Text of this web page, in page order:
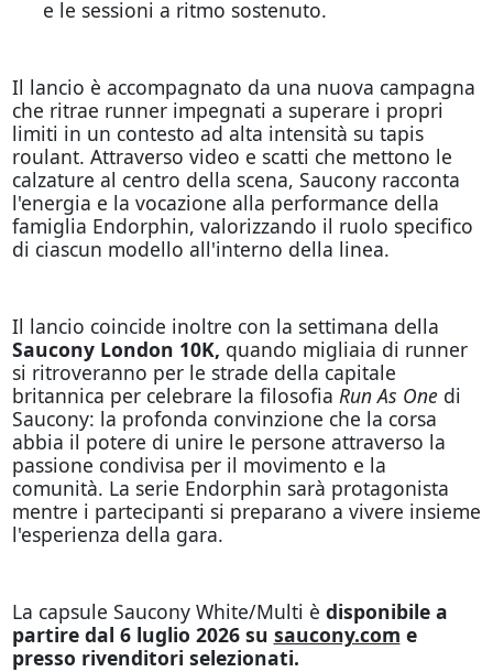
e le sessioni a ritmo sostenuto.
Il lancio è accompagnato da una nuova campagna
che ritrae runner impegnati a superare i propri
limiti in un contesto ad alta intensità su tapis
roulant. Attraverso video e scatti che mettono le
calzature al centro della scena, Saucony racconta
l'energia e la vocazione alla performance della
famiglia Endorphin, valorizzando il ruolo specifico
di ciascun modello all'interno della linea.
Il lancio coincide inoltre con la settimana della
Saucony London 10K, quando migliaia di runner
si ritroveranno per le strade della capitale
britannica per celebrare la filosofia Run As Onedi
Saucony: la profonda convinzione che la corsa
abbia il potere di unire le persone attraverso la
passione condivisa per il movimento e la
comunità. La serie Endorphin sarà protagonista
mentre i partecipanti si preparano a vivere insieme
l'esperienza della gara.
La capsule Saucony White/Multi è disponibile a
partire dal 6 luglio 2026 su saucony.com e
presso rivenditori selezionati.